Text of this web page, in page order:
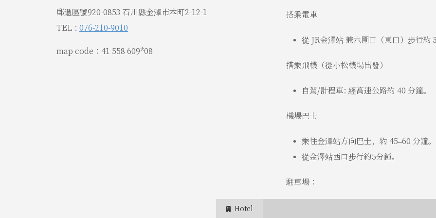
郵遞區號920-0853 石川縣金澤市本町2-12-1
TEL : 076-210-9010
map code：41 558 609*08
搭乘電車
從 JR金澤站 兼六園口（東口）步行約 3
搭乘飛機（從小松機場出發）
自駕/計程車: 經高速公路約 40 分鐘。
機場巴士
乘往金澤站方向巴士，約 45–60 分鐘。
從金澤站西口步行約5分鐘。
駐車場：
Hotel